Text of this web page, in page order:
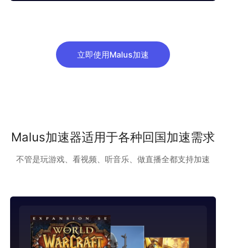
立即使用Malus加速
Malus加速器适用于各种回国加速需求
不管是玩游戏、看视频、听音乐、做直播全都支持加速